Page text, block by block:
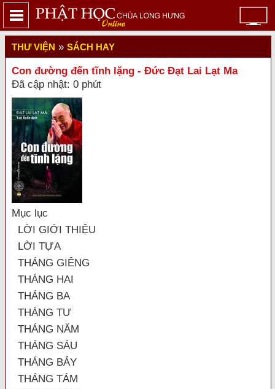
THƯ VIỆN » SÁCH HAY
Con đường đến tĩnh lặng - Đức Đạt Lai Lạt Ma
Đã cập nhật: 0 phút
Mục lục
LỜI GIỚI THIỆU
LỜI TỰA
THÁNG GIÊNG
THÁNG HAI
THÁNG BA
THÁNG TƯ
THÁNG NĂM
THÁNG SÁU
THÁNG BẢY
THÁNG TÁM